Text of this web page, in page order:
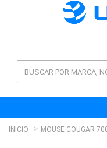
INICIO MOUSE COUGAR